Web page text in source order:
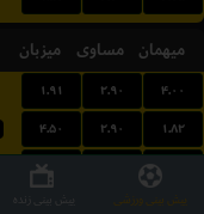
میزبان مساوی میهمان
۱.۹۱ ۲.۹۰ ۴.۰۰
۴.۵۰ ۲.۹۰ ۱.۸۲
۲.۰۶
پیش بینی ورزشی پیش بینی زنده